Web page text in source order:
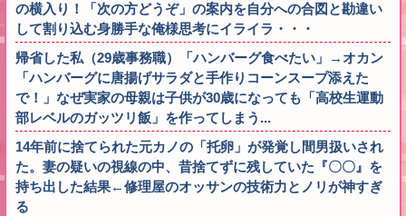
の横入り！「次の方どうぞ」の案内を自分への合図と勘違い
して割り込む身勝手な俺様思考にイライラ・・・
帰省した私（29歳事務職）「ハンバーグ食べたい」→オカン
「ハンバーグに唐揚げサラダと手作りコーンスープ添えた
で！」なぜ実家の母親は子供が30歳になっても「高校生運動
部レベルのガッツリ飯」を作ってしまう...
14年前に捨てられた元カノの「托卵」が発覚し間男扱いされ
た。妻の疑いの視線の中、昔捨てずに残していた『〇〇』を
持ち出した結果←修理屋のオッサンの技術力とノリが神すぎ
る